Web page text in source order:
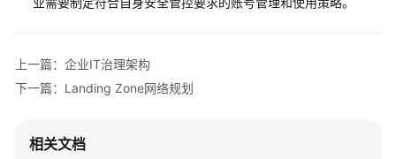
建
华
为
公
上一篇：企业IT治理架构
下一篇：Landing Zone网络规划
相关文档